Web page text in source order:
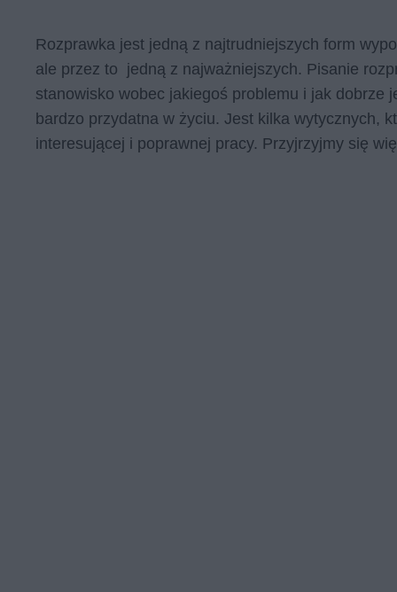
Rozprawka jest jedną z najtrudniejszych form
ale przez to jedną z najważniejszych. Pisanie
stanowisko wobec jakiegoś problemu i jak dobrze
bardzo przydatna w życiu. Jest kilka wytycznych,
interesującej i poprawnej pracy. Przyjrzyjmy się